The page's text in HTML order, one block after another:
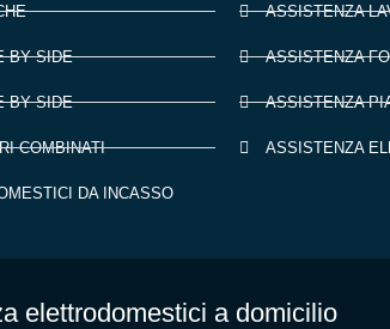
BY SIDE
BY SIDE
COMBINATI
DA INCASSO
ASSISTENZA
ASSISTENZA
ASSISTENZA
ASSISTENZA
elettrodomestici a domicilio